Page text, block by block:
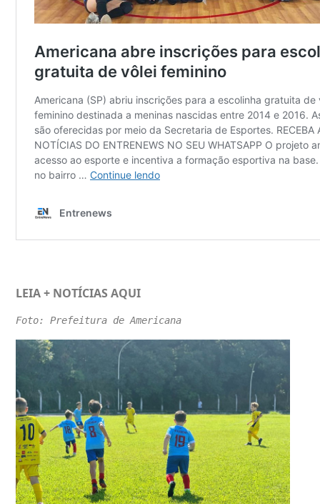
LEIA + NOTÍCIAS AQUI
Foto: Prefeitura de Americana